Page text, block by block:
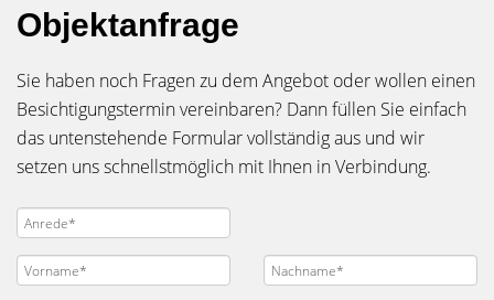
Objektanfrage
Sie haben noch Fragen zu dem Angebot oder wollen einen
Besichtigungstermin vereinbaren? Dann füllen Sie einfach
das untenstehende Formular vollständig aus und wir
setzen uns schnellstmöglich mit Ihnen in Verbindung.